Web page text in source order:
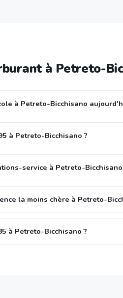
à Petreto-
à Petreto-Bicchisano
à Petreto-Bicchisano ?
service à Petreto-Bicchisano
la moins chère à Petreto-
à Petreto-Bicchisano ?